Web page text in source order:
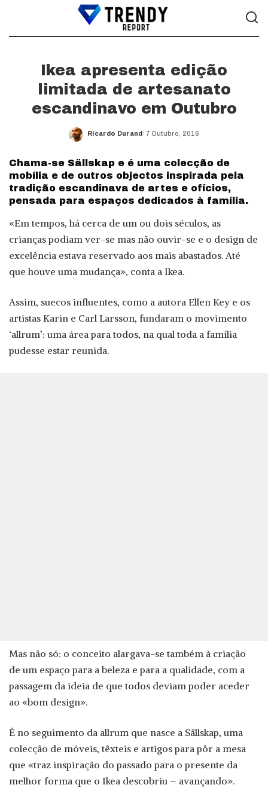
Ikea apresenta edição
limitada de artesanato
escandinavo em Outubro
Posted
Ricardo Durand 7 Outubro, 2016
Chama-se Sällskap e é uma colecção de
mobília e de outros objectos inspirada pela
tradição escandinava de artes e ofícios,
pensada para espaços dedicados à família.
«Em tempos, há cerca de um ou dois séculos, as
crianças podiam ver-se mas não ouvir-se e o design de
excelência estava reservado aos mais abastados. Até
que houve uma mudança», conta a Ikea.
Assim, suecos influentes, como a autora Ellen Key e os
artistas Karin e Carl Larsson, fundaram o movimento
‘allrum’: uma área para todos, na qual toda a família
pudesse estar reunida.
Mas não só: o conceito alargava-se também à criação
de um espaço para a beleza e para a qualidade, com a
passagem da ideia de que todos deviam poder aceder
ao «bom design».
É no seguimento da allrum que nasce a Sällskap, uma
colecção de móveis, têxteis e artigos para pôr a mesa
que «traz inspiração do passado para o presente da
melhor forma que o Ikea descobriu – avançando».